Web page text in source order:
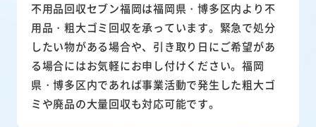
不用品回収セブン福岡は福岡県・博多区内より不
用品・粗大ゴミ回収を承っています。緊急で処分
したい物がある場合や、引き取り日にご希望があ
る場合にはお気軽にお申し付けください。福岡
県・博多区内であれば事業活動で発生した粗大ゴ
ミや廃品の大量回収も対応可能です。